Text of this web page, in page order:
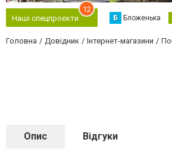
Наші спецпроєкти
12
Б Бложенька
Головна Довідник Інтернет-магазини
Опис Відгуки